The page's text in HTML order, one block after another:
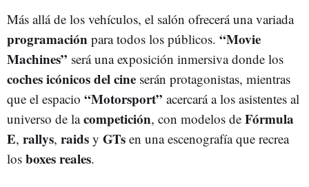
Más allá de los vehículos, el salón ofrecerá una variada
programación para todos los públicos. “Movie
Machines” será una exposición inmersiva donde los
coches icónicos del cine serán protagonistas, mientras
que el espacio “Motorsport” acercará a los asistentes al
universo de lacompetición, con modelos de Fórmula
E, rallys, raids y GTs en una escenografía que recrea
los boxes reales.